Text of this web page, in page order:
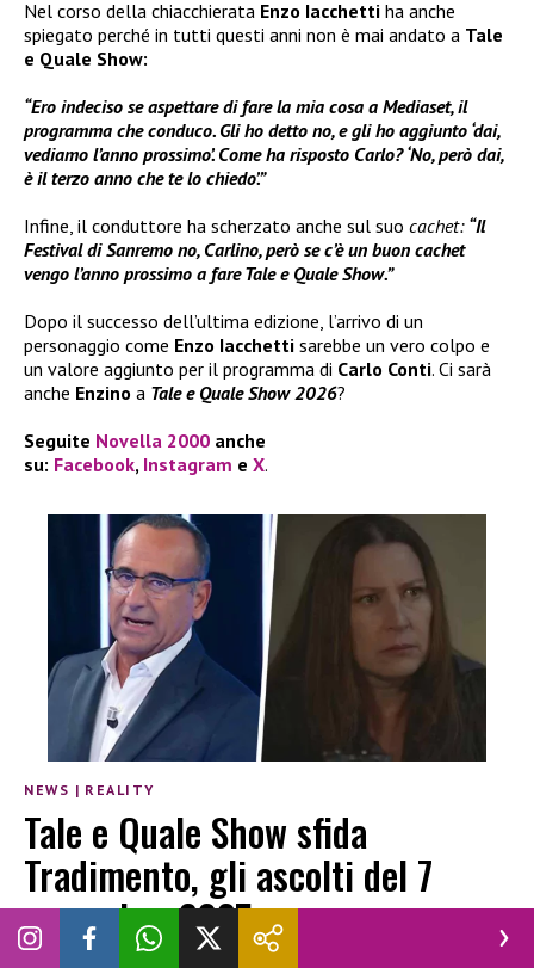
Nel corso della chiacchierata Enzo Iacchetti ha anche
spiegato perché in tutti questi anni non è mai andato a Tale
e Quale Show:
“Ero indeciso se aspettare di fare la mia cosa a Mediaset, il
programma che conduco. Gli ho detto no, e gli ho aggiunto ‘dai,
vediamo l’anno prossimo’. Come ha risposto Carlo? ‘No, però dai,
è il terzo anno che te lo chiedo’.”
Infine, il conduttore ha scherzato anche sul suo cachet: “Il
Festival di Sanremo no, Carlino, però se c’è un buon cachet
vengo l’anno prossimo a fare Tale e Quale Show.”
Dopo il successo dell’ultima edizione, l’arrivo di un
personaggio come Enzo Iacchetti sarebbe un vero colpo e
un valore aggiunto per il programma di Carlo Conti. Ci sarà
anche Enzino a Tale e Quale Show 2026?
Seguite Novella 2000 anche
su: Facebook, Instagram e X.
NEWS | REALITY
Tale e Quale Show sfida
Tradimento, gli ascolti del 7
novembre 2025